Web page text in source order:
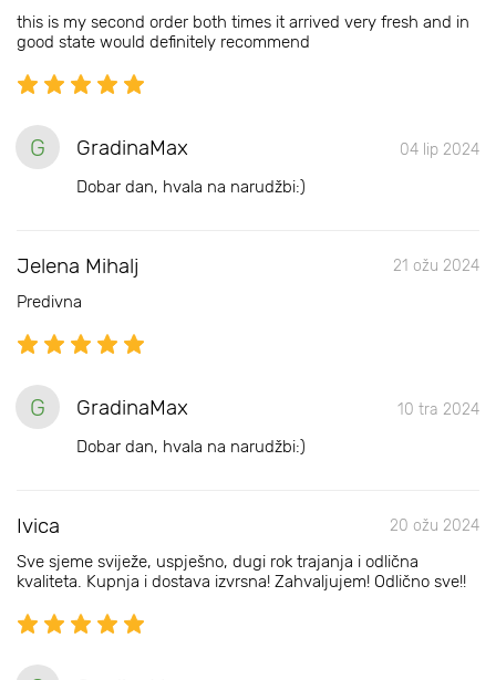
this is my second order both times it arrived very fresh and in
good state would definitely recommend
G GradinaMax 04 lip 2024
Dobar dan, hvala na narudžbi:)
Jelena Mihalj 21 ožu 2024
Predivna
G GradinaMax 10 tra 2024
Dobar dan, hvala na narudžbi:)
Ivica 20 ožu 2024
Sve sjeme sviježe, uspješno, dugi rok trajanja i odlična
kvaliteta. Kupnja i dostava izvrsna! Zahvaljujem! Odlično sve!!